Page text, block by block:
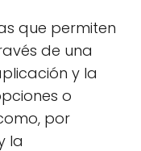
que permiten
de una
y la
o
por
la